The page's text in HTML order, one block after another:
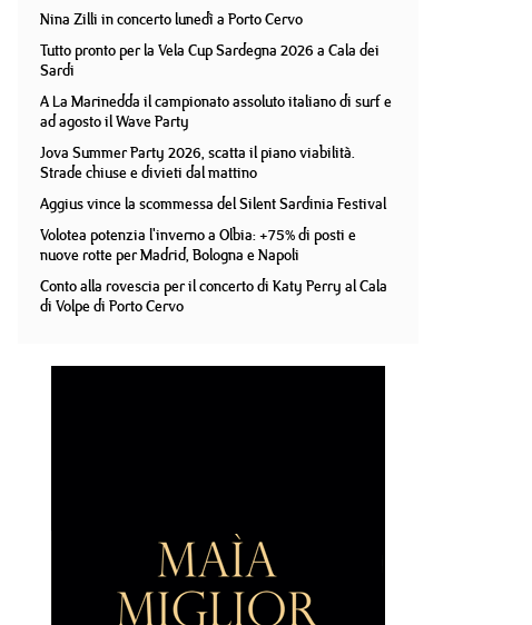
Nina Zilli in concerto lunedì a Porto Cervo
Tutto pronto per la Vela Cup Sardegna 2026 a Cala dei
Sardi
A La Marinedda il campionato assoluto italiano di surf e
ad agosto il Wave Party
Jova Summer Party 2026, scatta il piano viabilità.
Strade chiuse e divieti dal mattino
Aggius vince la scommessa del Silent Sardinia Festival
Volotea potenzia l'inverno a Olbia: +75% di posti e
nuove rotte per Madrid, Bologna e Napoli
Conto alla rovescia per il concerto di Katy Perry al Cala
di Volpe di Porto Cervo